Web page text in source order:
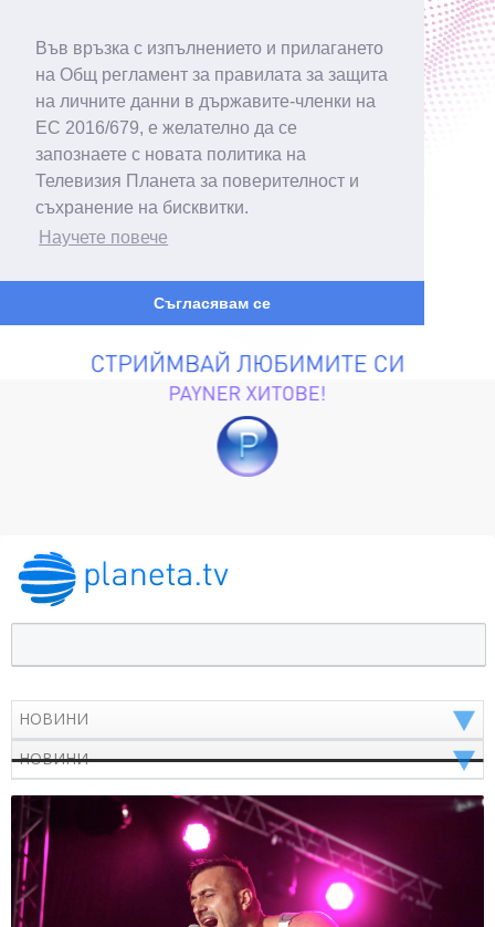
Във връзка с изпълнението и прилагането
на Общ регламент за правилата за защита
на личните данни в държавите-членки на
ЕС 2016/679, е желателно да се
запознаете с новата политика на
Телевизия Планета за поверителност и
съхранение на бисквитки.
Научете повече
Съгласявам се